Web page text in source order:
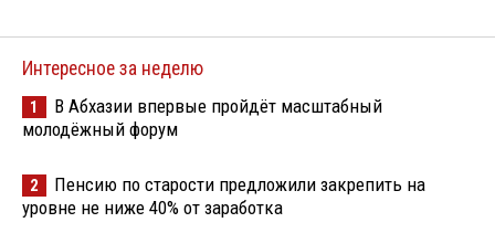
Интересное за неделю
1
В Абхазии впервые пройдёт масштабный
молодёжный форум
2
Пенсию по старости предложили закрепить на
уровне не ниже 40% от заработка